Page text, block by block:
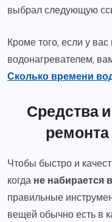
выбрал следующую
Кроме того, если у
водонагревателем,
Сколько времени
Средства
ремонта
Чтобы быстро и
когда не набирается
правильные
вещей обычно есть в